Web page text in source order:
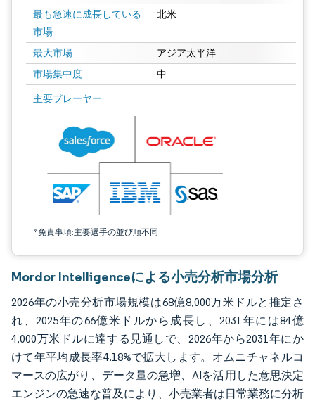
最も急速に成長している
市場
北米
最大市場 アジア太平洋
市場集中度 中
主要プレーヤー
*免責事項:主要選手の並び順不同
画像 © Mordor Intelligence。再利用にはCC BY 4.0の表示が必要です。
Mordor Intelligenceによる小売分析市場分析
2026年の小売分析市場規模は68億8,000万米ドルと推定さ
れ、2025年の66億米ドルから成長し、2031年には84億
4,000万米ドルに達する見通しで、2026年から2031年にか
けて年平均成長率4.18%で拡大します。オムニチャネルコ
マースの広がり、データ量の急増、AIを活用した意思決定
エンジンの急速な普及により、小売業者は日常業務に分析